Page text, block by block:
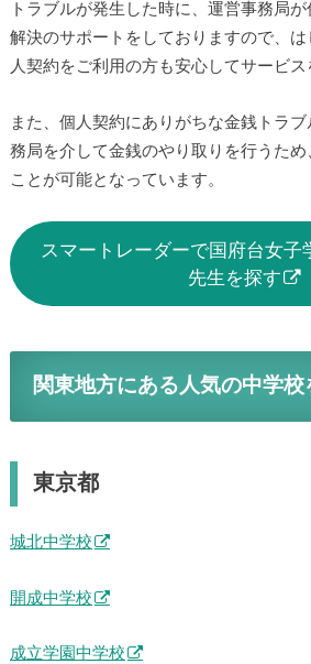
トラブルが発生した時に、運営事務局
解決のサポートをしておりますので、は
人契約をご利用の方も安心してサービス
また、個人契約にありがちな金銭トラ
務局を介して金銭のやり取りを行うた
ことが可能となっています。
スマートレーダーで国府台女子
先生を探す
関東地方にある人気の中学校
東京都
城北中学校
開成中学校
成立学園中学校